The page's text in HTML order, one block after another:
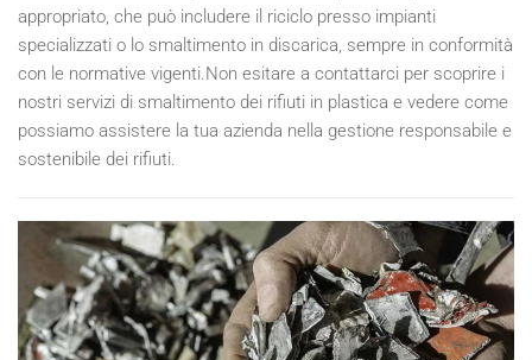
appropriato, che può includere il riciclo presso impianti
specializzati o lo smaltimento in discarica, sempre in conformità
con le normative vigenti.Non esitare a contattarci per scoprire i
nostri servizi di smaltimento dei rifiuti in plastica e vedere come
possiamo assistere la tua azienda nella gestione responsabile e
sostenibile dei rifiuti.